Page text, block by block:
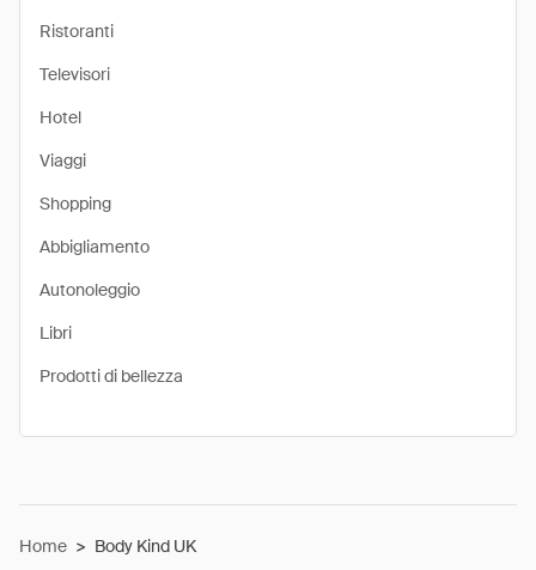
Ristoranti
Televisori
Hotel
Viaggi
Shopping
Abbigliamento
Autonoleggio
Libri
Prodotti di bellezza
Home > Body Kind UK